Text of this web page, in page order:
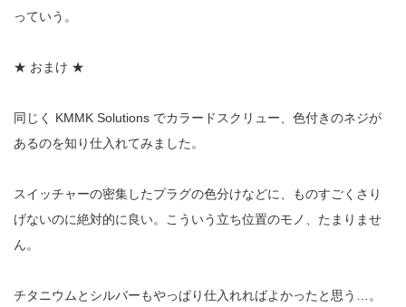
っていう。
★ おまけ ★
同じく KMMK Solutions でカラードスクリュー、色付きのネジが
あるのを知り仕入れてみました。
スイッチャーの密集したプラグの色分けなどに、ものすごく さり
げないのに絶対的に良い。こういう立ち位置のモノ、たまりませ
ん。
チタニウムとシルバーもやっぱり仕入れればよかったと思う …。